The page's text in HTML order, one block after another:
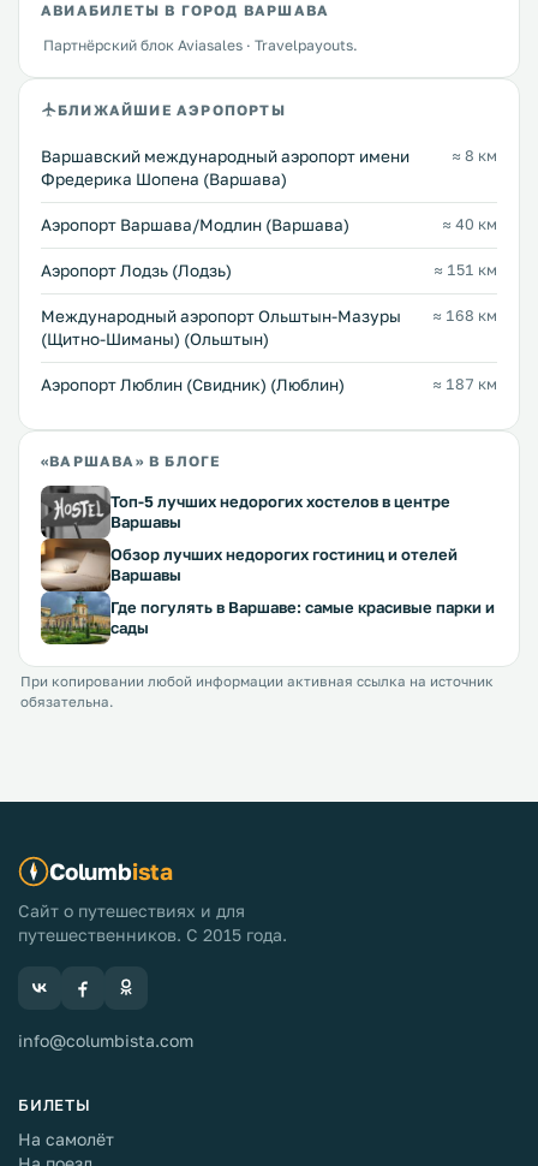
АВИАБИЛЕТЫ В ГОРОД ВАРШАВА
Партнёрский блок Aviasales · Travelpayouts.
БЛИЖАЙШИЕ АЭРОПОРТЫ
Варшавский международный аэропорт имени
Фредерика Шопена (Варшава)
≈ 8 км
Аэропорт Варшава/Модлин (Варшава) ≈ 40 км
Аэропорт Лодзь (Лодзь) ≈ 151 км
Международный аэропорт Ольштын-Мазуры
(Щитно-Шиманы) (Ольштын)
≈ 168 км
Аэропорт Люблин (Свидник) (Люблин) ≈ 187 км
«ВАРШАВА» В БЛОГЕ
Топ-5 лучших недорогих хостелов в центре
Варшавы
Обзор лучших недорогих гостиниц и отелей
Варшавы
Где погулять в Варшаве: самые красивые парки и
сады
При копировании любой информации активная ссылка на источник
обязательна.
Columbista
Сайт о путешествиях и для
путешественников. С 2015 года.
info@columbista.com
БИЛЕТЫ
На самолёт